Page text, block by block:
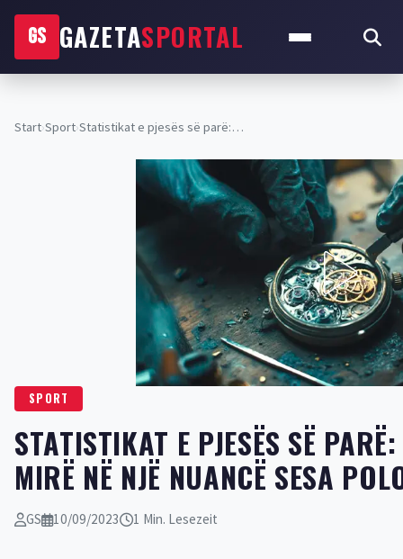
GS GAZETASPORTAL
Start›Sport›Statistikat e pjesës së parë:…
SPORT
STATISTIKAT E PJESËS SË
MIRË NË NJË NUANCË SESA
GS 10/09/2023 1 Min. Lesezeit